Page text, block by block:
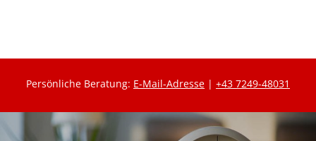
Persönliche Beratung: E-Mail-Adresse | +43 7249-48031